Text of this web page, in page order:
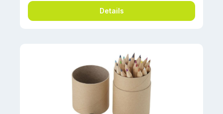
Details